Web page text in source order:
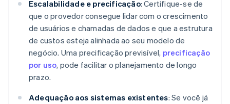
Escalabilidade e precificação: Certifique-se de
que o provedor consegue lidar com o crescimento
de usuários e chamadas de dados e que a estrutura
de custos esteja alinhada ao seu modelo de
negócio. Uma precificação previsível, precificação
por uso, pode facilitar o planejamento de longo
prazo.
Adequação aos sistemas existentes: Se você já